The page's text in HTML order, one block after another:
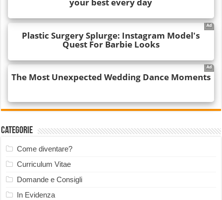
Categorie
Come diventare?
Curriculum Vitae
Domande e Consigli
In Evidenza